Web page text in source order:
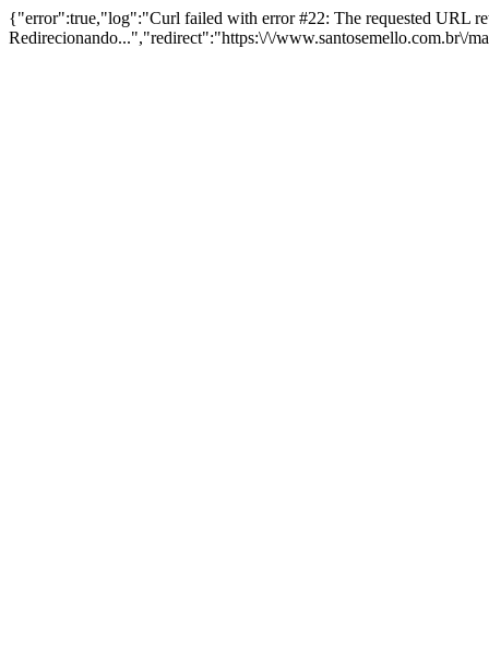
{"error":true,"log":"Curl failed with error #22: The requested URL
Redirecionando...","redirect":"https:\/\/www.santosemello.com.br\/